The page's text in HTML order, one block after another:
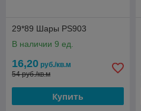
29*89 Шары PS903
В наличии 9 ед.
16,20 руб./кв.м
54 руб./кв.м
Купить